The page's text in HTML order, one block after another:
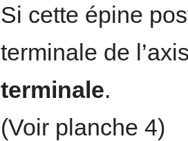
Si cette épine
terminale de
terminale.
(Voir planche 4)